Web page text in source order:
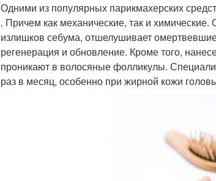
Одними из популярных парикмахерских
. Причем как механические, так и химические.
излишков себума, отшелушивает омертвевшие
регенерация и обновление. Кроме того,
проникают в волосяные фолликулы.
раз в месяц, особенно при жирной кожи